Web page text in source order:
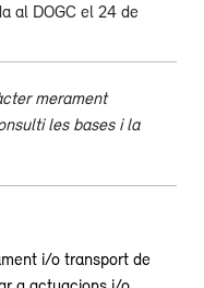
al DOGC el 24 de
merament
les bases i la
i/o transport de